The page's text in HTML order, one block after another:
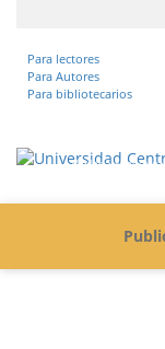
Para lectores
Para Autores
Para bibliotecarios
Vigilada